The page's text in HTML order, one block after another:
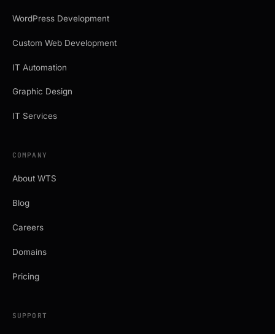
WordPress Development
Custom Web Development
IT Automation
Graphic Design
IT Services
COMPANY
About WTS
Blog
Careers
Domains
Pricing
SUPPORT